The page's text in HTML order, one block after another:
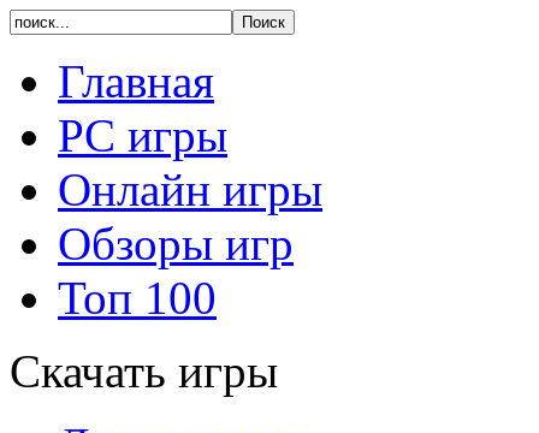
Главная
PC игры
Онлайн игры
Обзоры игр
Топ 100
Скачать игры